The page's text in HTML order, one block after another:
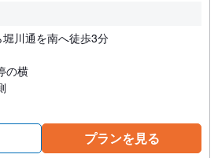
川通を南へ徒歩3分
の横
プランを見る